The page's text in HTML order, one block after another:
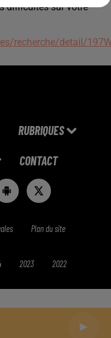
difficultés sur votre
recherche/detail/
RUBRIQUES
CONTACT
Plan du site
2023 2022